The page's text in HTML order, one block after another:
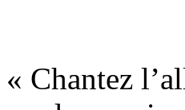
« Chantez